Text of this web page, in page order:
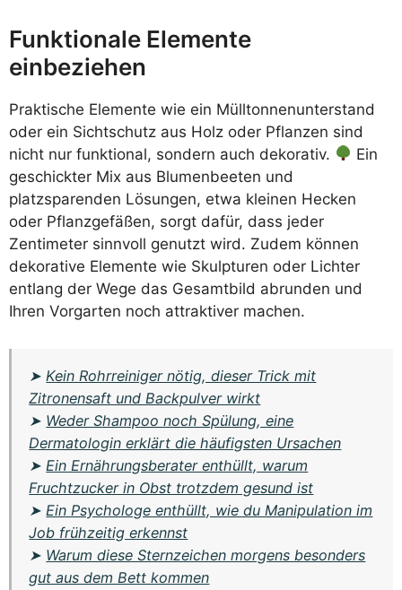
Funktionale Elemente
einbeziehen
Praktische Elemente wie ein Mülltonnenunterstand
oder ein Sichtschutz aus Holz oder Pflanzen sind
nicht nur funktional, sondern auch dekorativ.
Ein
geschickter Mix aus Blumenbeeten und
platzsparenden Lösungen, etwa kleinen Hecken
oder Pflanzgefäßen, sorgt dafür, dass jeder
Zentimeter sinnvoll genutzt wird. Zudem können
dekorative Elemente wie Skulpturen oder Lichter
entlang der Wege das Gesamtbild abrunden und
Ihren Vorgarten noch attraktiver machen.
➤ Kein Rohrreiniger nötig, dieser Trick mit
Zitronensaft und Backpulver wirkt
➤ Weder Shampoo noch Spülung, eine
Dermatologin erklärt die häufigsten Ursachen
➤ Ein Ernährungsberater enthüllt, warum
Fruchtzucker in Obst trotzdem gesund ist
➤ Ein Psychologe enthüllt, wie du Manipulation im
Job frühzeitig erkennst
➤ Warum diese Sternzeichen morgens besonders
gut aus dem Bett kommen